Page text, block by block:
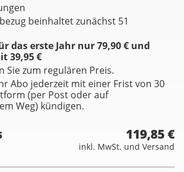
beinhaltet zunächst 51
das erste Jahr nur 79,90 € und
39,95 €
Sie zum regulären Preis.
Abo jederzeit mit einer Frist von 30
(per Post oder auf
Weg) kündigen.
119,85 €
inkl. MwSt. und Versand